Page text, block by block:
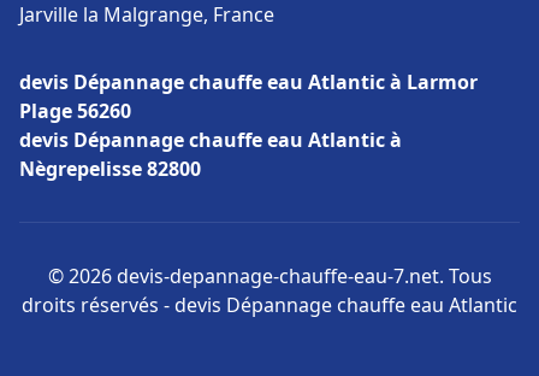
Jarville la Malgrange, France
devis Dépannage chauffe eau Atlantic à Larmor
Plage 56260
devis Dépannage chauffe eau Atlantic à
Nègrepelisse 82800
© 2026 devis-depannage-chauffe-eau-7.net. Tous
droits réservés - devis Dépannage chauffe eau Atlantic